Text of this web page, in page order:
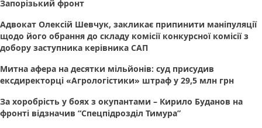
Запорізький фронт
Адвокат Олексій Шевчук, закликає припинити маніпуляції
щодо його обрання до складу комісії конкурсної комісії з
добору заступника керівника САП
Митна афера на десятки мільйонів: суд присудив
ексдиректорці «Агрологістики» штраф у 29,5 млн грн
За хоробрість у боях з окупантами – Кирило Буданов на
фронті відзначив “Спецпідрозділ Тимура”